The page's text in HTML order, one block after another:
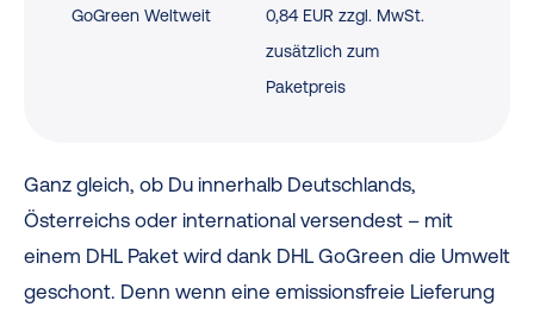
GoGreen Weltweit
0,84 EUR zzgl. MwSt.
zusätzlich zum
Paketpreis
Ganz gleich, ob Du innerhalb Deutschlands,
Österreichs oder international versendest – mit
einem DHL Paket wird dank DHL GoGreen die Umwelt
geschont. Denn wenn eine emissionsfreie Lieferung